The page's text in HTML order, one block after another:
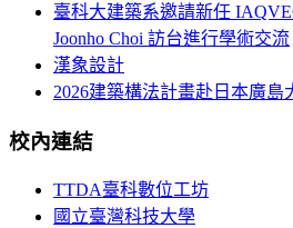
臺科大建築系邀請新任
Joonho Choi 訪台進行學術交流
漢象設計
2026建築構法計畫赴日本廣
校內連結
TTDA臺科數位工坊
國立臺灣科技大學